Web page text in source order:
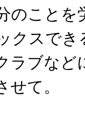
のことを
クスでき
ラブなど
せて。